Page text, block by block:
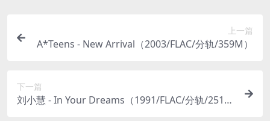
上一篇
A*Teens - New Arrival（2003/FLAC/分轨/359M）
下一篇
刘小慧 - In Your Dreams（1991/FLAC/分轨/251